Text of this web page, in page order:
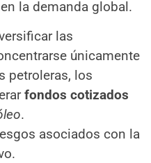
la demanda global.
las
únicamente
petroleras, los
fondos cotizados
.
asociados con la